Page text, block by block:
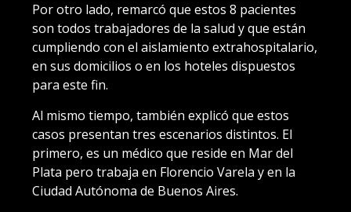
Por otro lado, remarcó que estos 8 pacientes
son todos trabajadores de la salud y que están
cumpliendo con el aislamiento extrahospitalario,
en sus domicilios o en los hoteles dispuestos
para este fin.
Al mismo tiempo, también explicó que estos
casos presentan tres escenarios distintos. El
primero, es un médico que reside en Mar del
Plata pero trabaja en Florencio Varela y en la
Ciudad Autónoma de Buenos Aires.